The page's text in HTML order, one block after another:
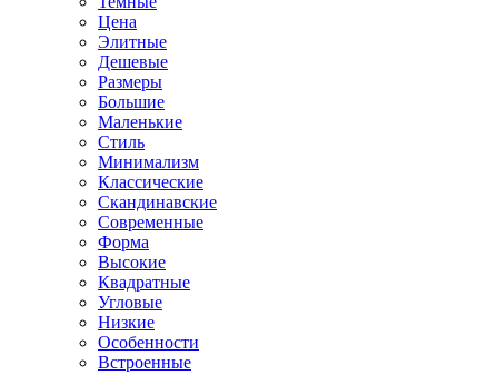
Цена
Элитные
Дешевые
Размеры
Большие
Маленькие
Стиль
Минимализм
Классические
Скандинавские
Современные
Форма
Высокие
Квадратные
Угловые
Низкие
Особенности
Встроенные